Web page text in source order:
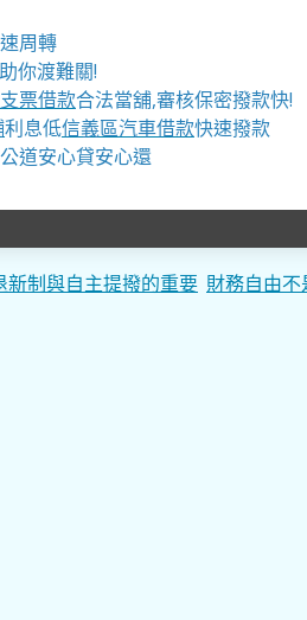
周轉
你渡難關!
票借款合法當舖,審核保密撥款快!
利息低信義區汽車借款快速撥款
道安心貸安心還
制與自主提撥的重要 財務自由